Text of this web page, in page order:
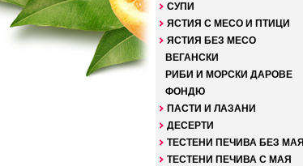
СУПИ
ЯСТИЯ С МЕСО И ПТИЦИ
ЯСТИЯ БЕЗ МЕСО
ВЕГАНСКИ
РИБИ И МОРСКИ ДАРОВЕ
ФОНДЮ
ПАСТИ И ЛАЗАНИ
ДЕСЕРТИ
ТЕСТЕНИ ПЕЧИВА БЕЗ МАЯ
ТЕСТЕНИ ПЕЧИВА С МАЯ